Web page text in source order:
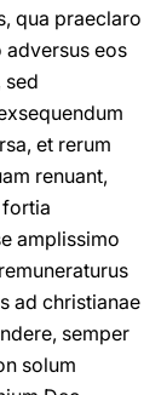
qua praeclaro
adversus eos
sed
et rerum
renuant,
fortia
amplissimo
ad christianae
semper
solum